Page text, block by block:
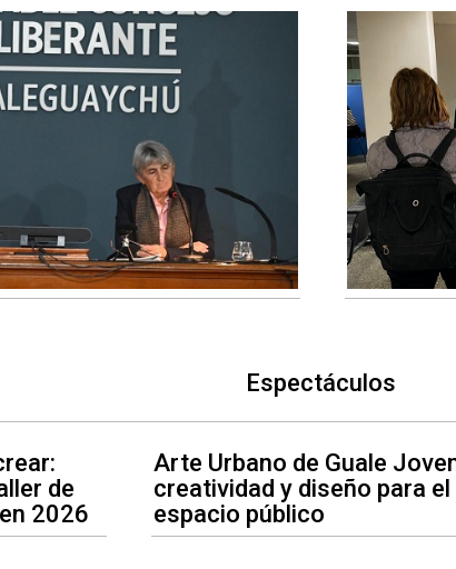
Espectáculos
de
2026
Arte Urbano de Guale
creatividad y diseño para el
espacio público